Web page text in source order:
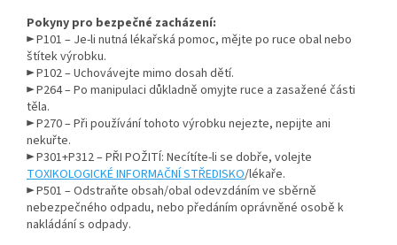
Pokyny pro bezpečné zacházení:
► P101 – Je-li nutná lékařská pomoc, mějte po ruce obal nebo
štítek výrobku.
► P102 – Uchovávejte mimo dosah dětí.
► P264 – Po manipulaci důkladně omyjte ruce a zasažené části
těla.
► P270 – Při používání tohoto výrobku nejezte, nepijte ani
nekuřte.
► P301+P312 – PŘI POŽITÍ: Necítíte-li se dobře, volejte
TOXIKOLOGICKÉ INFORMAČNÍ STŘEDISKO/lékaře.
► P501 – Odstraňte obsah/obal odevzdáním ve sběrně
nebezpečného odpadu, nebo předáním oprávněné osobě k
nakládání s odpady.